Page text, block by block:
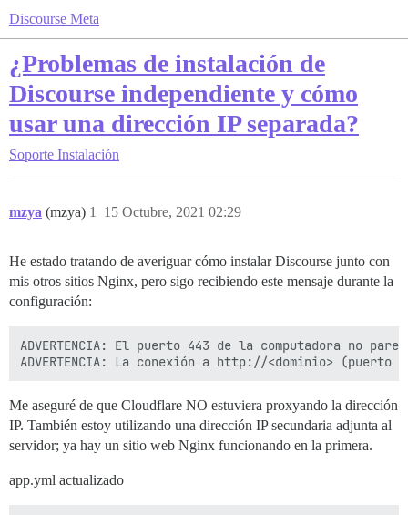
Discourse Meta
¿Problemas de instalación de
Discourse independiente y cómo
usar una dirección IP separada?
Soporte Instalación
mzya (mzya) 15 Octubre, 2021 02:29
1
He estado tratando de averiguar cómo instalar Discourse junto con
mis otros sitios Nginx, pero sigo recibiendo este mensaje durante la
configuración:
ADVERTENCIA: El puerto 443 de la computadora no
Me aseguré de que Cloudflare NO estuviera proxyando la dirección
IP. También estoy utilizando una dirección IP secundaria adjunta al
servidor; ya hay un sitio web Nginx funcionando en la primera.
app.yml actualizado